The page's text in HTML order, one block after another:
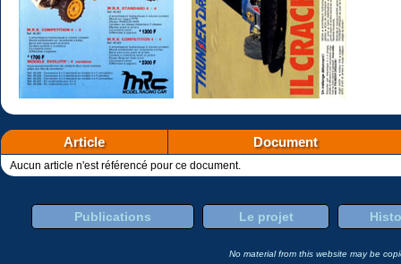
Article Document
Aucun article n'est référencé pour ce document.
Publications Le projet
No material from this website may be